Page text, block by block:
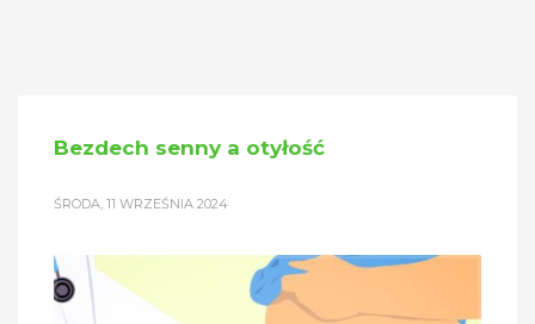
Bezdech senny a otyłość
ŚRODA, 11 WRZEŚNIA 2024